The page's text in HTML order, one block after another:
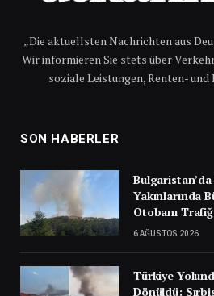
„Die aktuellsten Nachrichten aus
Wir informieren Sie stets über
soziale Leistungen, Renten- und
SON HABERLER
Yakınlarında
Otobanı
6 AĞUSTOS 2026
Türkiye
Dönüldü: